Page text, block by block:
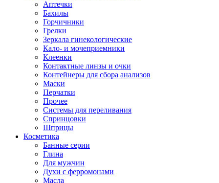
Аптечки
Бахилы
Горчичники
Грелки
Зеркала гинекологические
Кало- и мочеприемники
Клеенки
Контактные линзы и очки
Контейнеры для сбора анализов
Маски
Перчатки
Прочее
Системы для переливания
Спринцовки
Шприцы
Косметика
Банные серии
Глина
Для мужчин
Духи с ферромонами
Масла